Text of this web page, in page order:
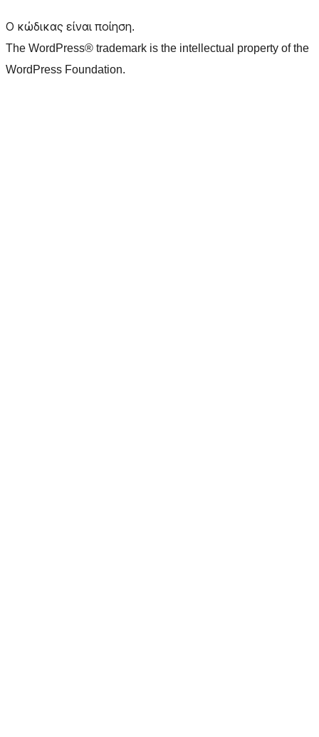
Ο κώδικας είναι ποίηση.
The WordPress® trademark is the intellectual property of the
WordPress Foundation.